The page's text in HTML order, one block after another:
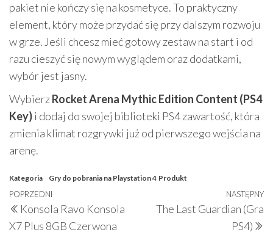
pakiet nie kończy się na kosmetyce. To praktyczny
element, który może przydać się przy dalszym rozwoju
w grze. Jeśli chcesz mieć gotowy zestaw na start i od
razu cieszyć się nowym wyglądem oraz dodatkami,
wybór jest jasny.
WybierzRocket Arena Mythic Edition Content (PS4
Key)i dodaj do swojej biblioteki PS4 zawartość, która
zmienia klimat rozgrywki już od pierwszego wejścia na
arenę.
Kategoria Gry do pobrania na Playstation 4 Produkt
Nawigacja
wpisu
Poprzedni
wpis
POPRZEDNI
Konsola Ravo Konsola
X7 Plus 8GB Czerwona
NASTĘPNY
The Last Guardian (Gra
PS4)